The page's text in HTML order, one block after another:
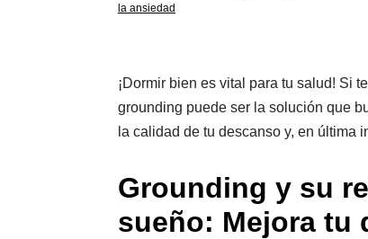
la ansiedad
¡Dormir bien es vital para tu salud! Si
grounding puede ser la solución que
la calidad de tu descanso y, en última
Grounding y su
sueño: Mejora tu